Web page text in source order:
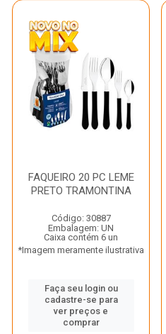
FAQUEIRO 20 PC LEME
PRETO TRAMONTINA
Código: 30887
Embalagem: UN
Caixa contém 6 un
*Imagem meramente ilustrativa
Faça seu login ou
cadastre-se para
ver preços e
comprar